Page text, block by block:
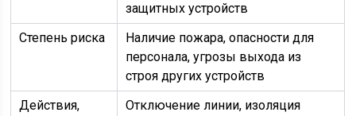
защитных устройств
Степень риска
Наличие пожара, опасности для
персонала, угрозы выхода из
строя других устройств
Действия,
Отключение линии, изоляция